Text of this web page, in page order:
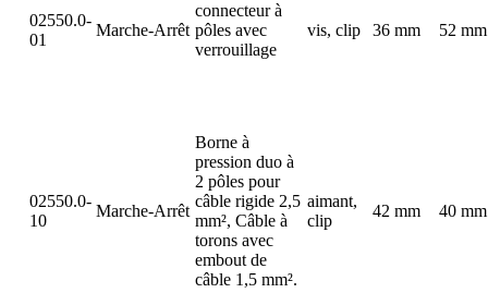
02550.0-
01
Marche-Arrêt
connecteur à
pôles avec
verrouillage
vis, clip 36 mm 52 mm
02550.0-
10
Marche-Arrêt
Borne à
pression duo à
2 pôles pour
câble rigide 2,5
mm², Câble à
torons avec
embout de
câble 1,5 mm².
aimant,
clip
42 mm 40 mm